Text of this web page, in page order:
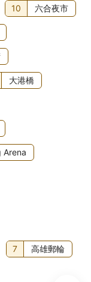
10 六合夜市
大港橋
Arena
7 高雄郵輪